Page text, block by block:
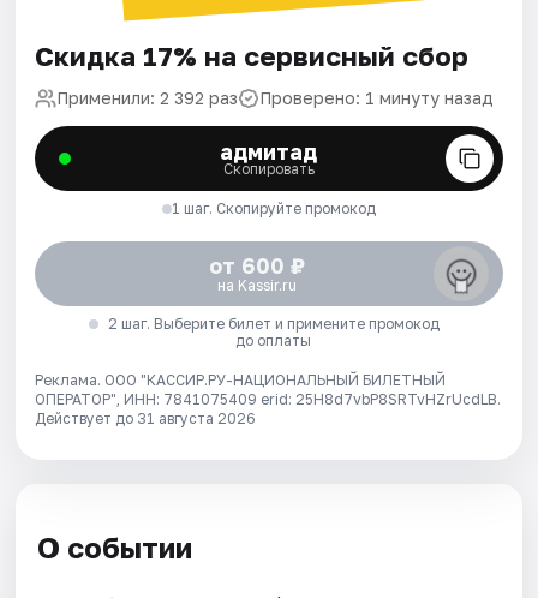
Скидка 17% на сервисный сбор
Применили: 2 392 раз Проверено: 1 минуту назад
адмитад
Скопировать
1 шаг. Скопируйте промокод
от 600 ₽
на Kassir.ru
2 шаг. Выберите билет и примените промокод
до оплаты
Реклама. ООО "КАССИР.РУ-НАЦИОНАЛЬНЫЙ БИЛЕТНЫЙ
ОПЕРАТОР", ИНН: 7841075409 erid: 25H8d7vbP8SRTvHZrUcdLB.
Действует до 31 августа 2026
О событии